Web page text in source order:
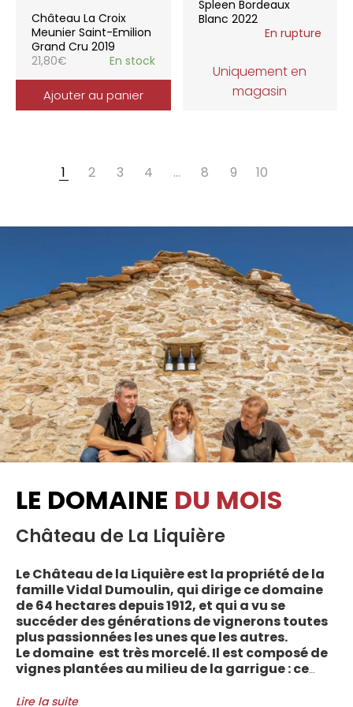
Château La Croix
Meunier Saint-Emilion
Grand Cru 2019
21,80€ En stock
Ajouter au panier
Spleen Bordeaux
Blanc 2022
En rupture
Uniquement en
magasin
1 2 3 4 … 8 9 10
LE DOMAINE DU MOIS
Château de La Liquière
Le Château de la Liquière est la propriété de la
famille Vidal Dumoulin, qui dirige ce domaine
de 64 hectares depuis 1912, et qui a vu se
succéder des générations de vignerons toutes
plus passionnées les unes que les autres.
Le domaine est très morcelé. Il est composé de
vignes plantées au milieu de la garrigue : ce
entre les villages d’Autignac, Caussiniojouls,
Lire la suite